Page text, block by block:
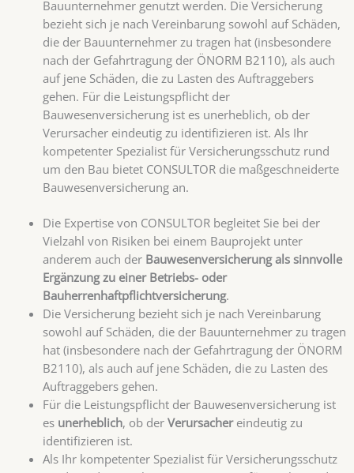
Bauunternehmer genutzt werden. Die Versicherung
bezieht sich je nach Vereinbarung sowohl auf Schäden,
die der Bauunternehmer zu tragen hat (insbesondere
nach der Gefahrtragung der ÖNORM B2110), als auch
auf jene Schäden, die zu Lasten des Auftraggebers
gehen. Für die Leistungspflicht der
Bauwesenversicherung ist es unerheblich, ob der
Verursacher eindeutig zu identifizieren ist. Als Ihr
kompetenter Spezialist für Versicherungsschutz rund
um den Bau bietet CONSULTOR die maßgeschneiderte
Bauwesenversicherung an.
Die Expertise von CONSULTOR begleitet Sie bei der
Vielzahl von Risiken bei einem Bauprojekt unter
anderem auch der Bauwesenversicherung als sinnvolle
Ergänzung zu einer Betriebs- oder
Bauherrenhaftpflichtversicherung.
Die Versicherung bezieht sich je nach Vereinbarung
sowohl auf Schäden, die der Bauunternehmer zu tragen
hat (insbesondere nach der Gefahrtragung der ÖNORM
B2110), als auch auf jene Schäden, die zu Lasten des
Auftraggebers gehen.
Für die Leistungspflicht der Bauwesenversicherung ist
es unerheblich, ob der Verursachereindeutig zu
identifizieren ist.
Als Ihr kompetenter Spezialist für Versicherungsschutz